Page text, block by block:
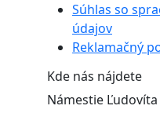
Súhlas so
údajov
Reklamačný
Kde nás nájdete
Námestie